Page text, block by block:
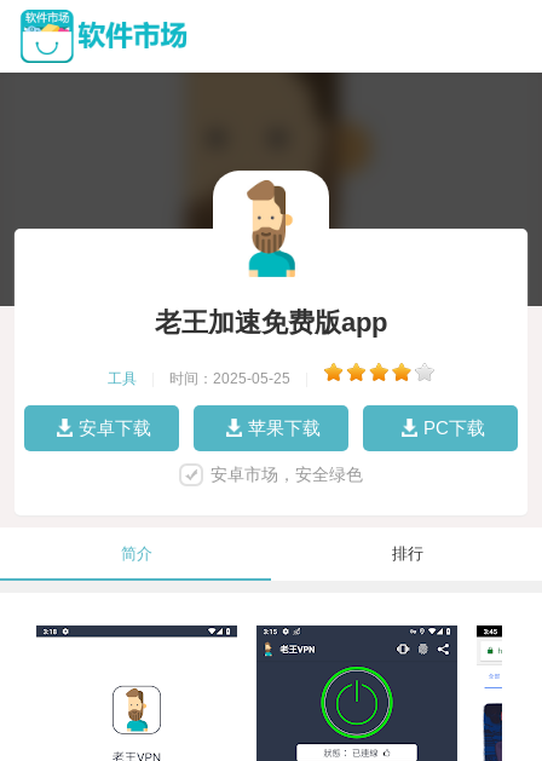
老王加速免费版app
工具 时间：2025-05-25
安卓下载 苹果下载 PC下载
安卓市场，安全绿色
简介 排行